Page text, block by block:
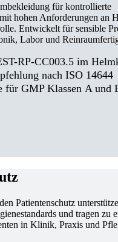
für kontrollierte
hohen Anforderungen an
Entwickelt für sensible
Labor und
RP-CC003.5 im
nach ISO 14644
für GMP Klassen A und
Patientenschutz
und tragen zu
in Klinik, Praxis und